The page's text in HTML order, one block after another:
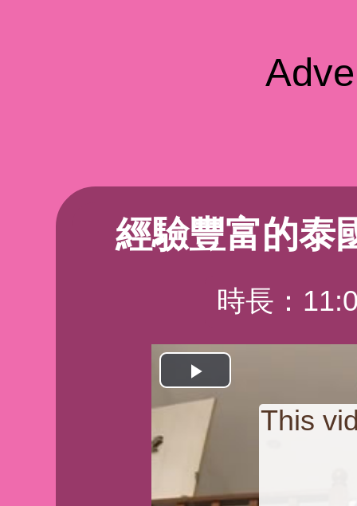
經驗豐富的泰
時長：
This
Play
Video